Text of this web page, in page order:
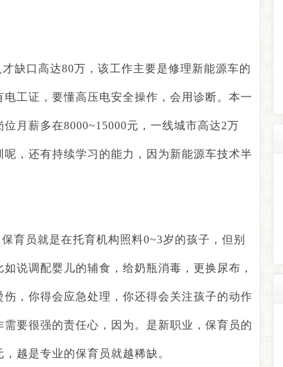
缺口高达80万，该工作主要是修理新能源车的
工证，要懂高压电安全操作，会用诊断。本一
位月薪多在8000~15000元，一线城市高达2万
，还有持续学习的能力，因为新能源车技术半
育员就是在托育机构照料0~3岁的孩子，但别
说调配婴儿的辅食，给奶瓶消毒，更换尿布，
，你得会应急处理，你还得会关注孩子的动作
要很强的责任心，因为。是新职业，保育员的
越是专业的保育员就越稀缺。